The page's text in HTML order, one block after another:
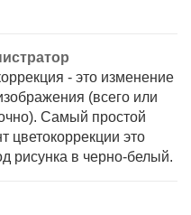
- это изменение
(всего или
Самый простой
цветокоррекции это
рисунка в черно-белый.